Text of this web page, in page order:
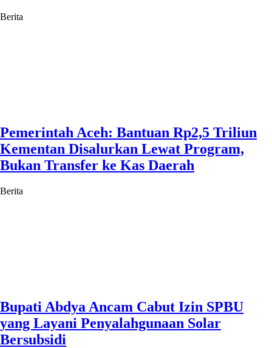
Berita
Pemerintah Aceh: Bantuan Rp2,5 Triliun
Kementan Disalurkan Lewat Program,
Bukan Transfer ke Kas Daerah
Berita
Bupati Abdya Ancam Cabut Izin SPBU
yang Layani Penyalahgunaan Solar
Bersubsidi